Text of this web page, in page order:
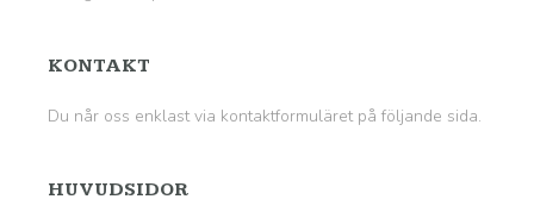
KONTAKT
Du når oss enklast via kontaktformuläret på följande sida.
HUVUDSIDOR